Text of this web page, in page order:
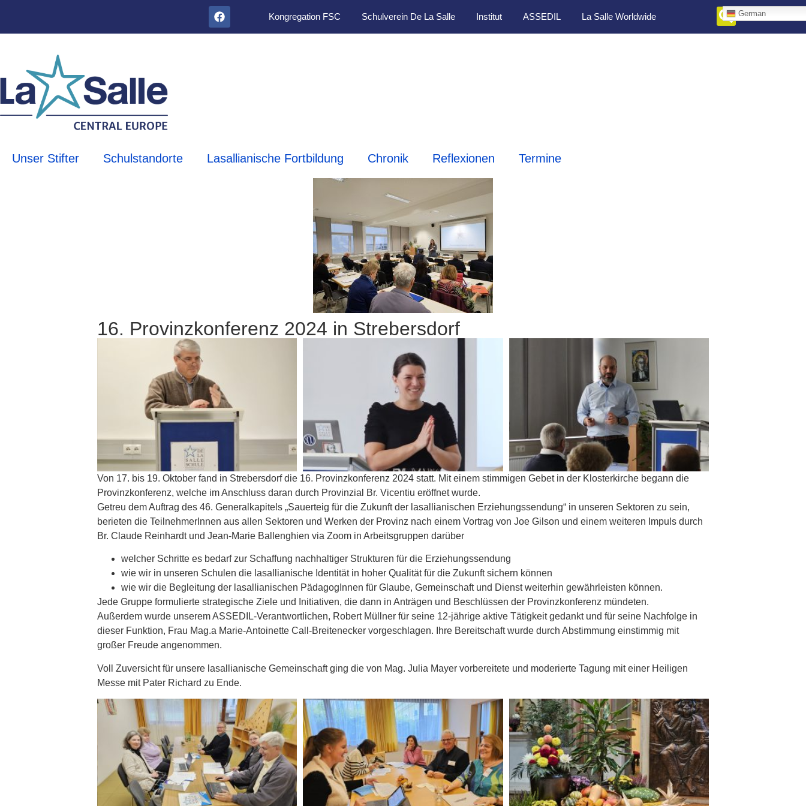
German
Kongregation FSC Schulverein De La Salle Institut ASSEDIL La Salle Worldwide
Unser Stifter Schulstandorte Lasallianische Fortbildung Chronik Reflexionen Termine
16. Provinzkonferenz 2024 in Strebersdorf
Von 17. bis 19. Oktober fand in Strebersdorf die 16. Provinzkonferenz 2024 statt. Mit einem stimmigen Gebet in der Klosterkirche begann die
Provinzkonferenz, welche im Anschluss daran durch Provinzial Br. Vicentiu eröffnet wurde.
Getreu dem Auftrag des 46. Generalkapitels „Sauerteig für die Zukunft der lasallianischen Erziehungssendung“ in unseren Sektoren zu sein,
berieten die TeilnehmerInnen aus allen Sektoren und Werken der Provinz nach einem Vortrag von Joe Gilson und einem weiteren Impuls durch
Br. Claude Reinhardt und Jean-Marie Ballenghien via Zoom in Arbeitsgruppen darüber
welcher Schritte es bedarf zur Schaffung nachhaltiger Strukturen für die Erziehungssendung
wie wir in unseren Schulen die lasallianische Identität in hoher Qualität für die Zukunft sichern können
wie wir die Begleitung der lasallianischen PädagogInnen für Glaube, Gemeinschaft und Dienst weiterhin gewährleisten können.
Jede Gruppe formulierte strategische Ziele und Initiativen, die dann in Anträgen und Beschlüssen der Provinzkonferenz mündeten.
Außerdem wurde unserem ASSEDIL-Verantwortlichen, Robert Müllner für seine 12-jährige aktive Tätigkeit gedankt und für seine Nachfolge in
dieser Funktion, Frau Mag.a Marie-Antoinette Call-Breitenecker vorgeschlagen. Ihre Bereitschaft wurde durch Abstimmung einstimmig mit
großer Freude angenommen.
Voll Zuversicht für unsere lasallianische Gemeinschaft ging die von Mag. Julia Mayer vorbereitete und moderierte Tagung mit einer Heiligen
Messe mit Pater Richard zu Ende.